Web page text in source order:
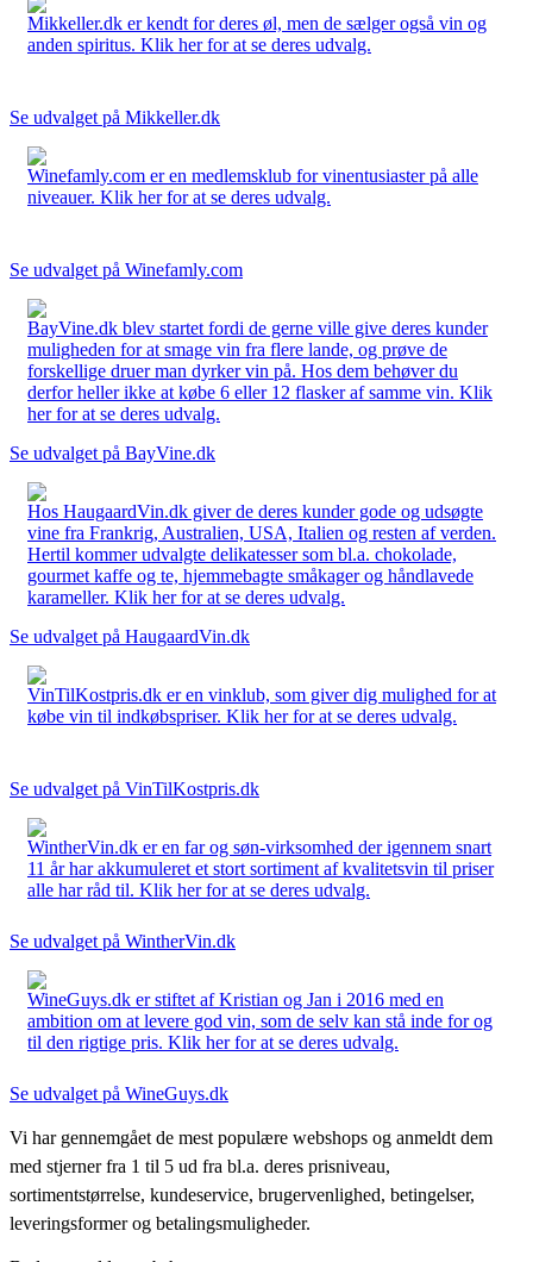
Mikkeller.dk er kendt for deres øl, men de sælger også vin og
anden spiritus. Klik her for at se deres udvalg.
Se udvalget på Mikkeller.dk
Winefamly.com er en medlemsklub for vinentusiaster på alle
niveauer. Klik her for at se deres udvalg.
Se udvalget på Winefamly.com
BayVine.dk blev startet fordi de gerne ville give deres kunder
muligheden for at smage vin fra flere lande, og prøve de
forskellige druer man dyrker vin på. Hos dem behøver du
derfor heller ikke at købe 6 eller 12 flasker af samme vin. Klik
her for at se deres udvalg.
Se udvalget på BayVine.dk
Hos HaugaardVin.dk giver de deres kunder gode og udsøgte
vine fra Frankrig, Australien, USA, Italien og resten af verden.
Hertil kommer udvalgte delikatesser som bl.a. chokolade,
gourmet kaffe og te, hjemmebagte småkager og håndlavede
karameller. Klik her for at se deres udvalg.
Se udvalget på HaugaardVin.dk
VinTilKostpris.dk er en vinklub, som giver dig mulighed for at
købe vin til indkøbspriser. Klik her for at se deres udvalg.
Se udvalget på VinTilKostpris.dk
WintherVin.dk er en far og søn-virksomhed der igennem snart
11 år har akkumuleret et stort sortiment af kvalitetsvin til priser
alle har råd til. Klik her for at se deres udvalg.
Se udvalget på WintherVin.dk
WineGuys.dk er stiftet af Kristian og Jan i 2016 med en
ambition om at levere god vin, som de selv kan stå inde for og
til den rigtige pris. Klik her for at se deres udvalg.
Se udvalget på WineGuys.dk
Vi har gennemgået de mest populære webshops og anmeldt dem
med stjerner fra 1 til 5 ud fra bl.a. deres prisniveau,
sortimentstørrelse, kundeservice, brugervenlighed, betingelser,
leveringsformer og betalingsmuligheder.